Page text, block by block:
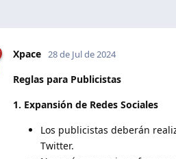
Xpace 28 de Jul de 2024
Reglas para Publicistas
1. Expansión de Redes Sociales
Los publicistas deberán
Twitter.